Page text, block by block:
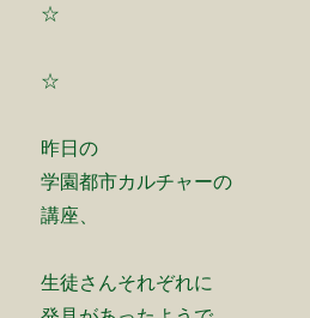
☆
☆
昨日の
学園都市カルチャーの
講座、
生徒さんそれぞれに